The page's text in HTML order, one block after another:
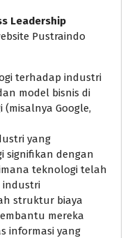
Leadership
Pustraindo
terhadap industri
model bisnis di
Google,
yang
signifikan dengan
teknologi telah
industri
struktur biaya
mereka
informasi yang